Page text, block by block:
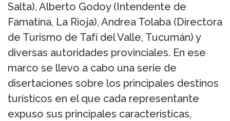
Salta), Alberto Godoy (Intendente de
Famatina, La Rioja), Andrea Tolaba (Directora
de Turismo de Tafí del Valle, Tucumán) y
diversas autoridades provinciales. En ese
marco se llevo a cabo una serie de
disertaciones sobre los principales destinos
turísticos en el que cada representante
expuso sus principales características,